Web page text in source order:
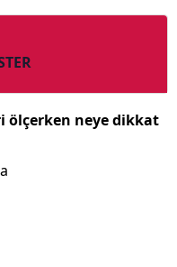
ölçerken neye dikkat